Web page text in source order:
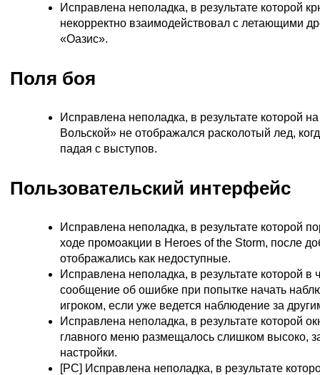
Исправлена неполадка, в результате которой
некорректно взаимодействовал с летающими
«Оазис».
Поля боя
Исправлена неполадка, в результате которой
Вольской» не отображался расколотый лед,
падая с выступов.
Пользовательский интерфейс
Исправлена неполадка, в результате которой
ходе промоакции в Heroes of the Storm, после
отображались как недоступные.
Исправлена неполадка, в результате которой в
сообщение об ошибке при попытке начать
игроком, если уже ведется наблюдение за
Исправлена неполадка, в результате которой
главного меню размещалось слишком высоко,
настройки.
[PC] Исправлена неполадка, в результате